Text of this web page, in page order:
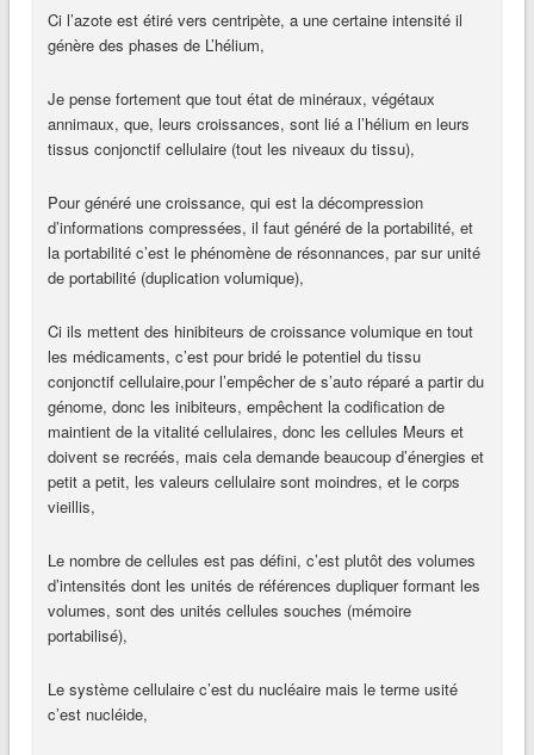
Ci l’azote est étiré vers centripète, a une certaine intensité il
génère des phases de L’hélium,
Je pense fortement que tout état de minéraux, végétaux
annimaux, que, leurs croissances, sont lié a l’hélium en leurs
tissus conjonctif cellulaire (tout les niveaux du tissu),
Pour généré une croissance, qui est la décompression
d’informations compressées, il faut généré de la portabilité, et
la portabilité c’est le phénomène de résonnances, par sur unité
de portabilité (duplication volumique),
Ci ils mettent des hinibiteurs de croissance volumique en tout
les médicaments, c’est pour bridé le potentiel du tissu
conjonctif cellulaire,pour l’empêcher de s’auto réparé a partir du
génome, donc les inibiteurs, empêchent la codification de
maintient de la vitalité cellulaires, donc les cellules Meurs et
doivent se recréés, mais cela demande beaucoup d’énergies et
petit a petit, les valeurs cellulaire sont moindres, et le corps
vieillis,
Le nombre de cellules est pas défini, c’est plutôt des volumes
d’intensités dont les unités de références dupliquer formant les
volumes, sont des unités cellules souches (mémoire
portabilisé),
Le système cellulaire c’est du nucléaire mais le terme usité
c’est nucléide,